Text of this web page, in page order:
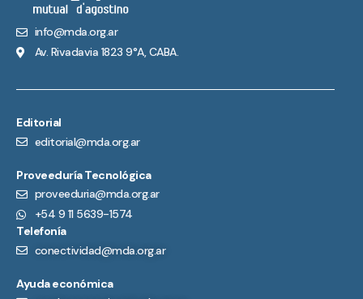
info@mda.org.ar
Av. Rivadavia 1823 9°A, CABA.
Editorial
editorial@mda.org.ar
Proveeduría Tecnológica
proveeduria@mda.org.ar
+54 9 11 5639-1574
Telefonía
conectividad@mda.org.ar
Ayuda económica